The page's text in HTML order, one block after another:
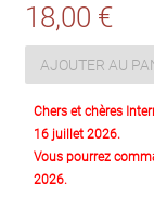
18,00 €
AJOUTER AU
Chers et chères
16 juillet 2026.
Vous pourrez
2026.